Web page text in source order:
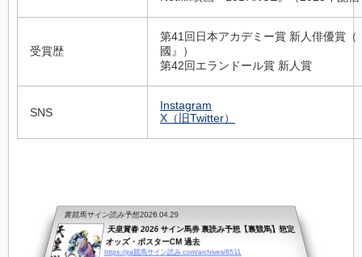
受賞歴
第41回日本アカデミー賞 新人俳優賞（
國』）
第42回エランドール賞 新人賞
SNS
Instagram
X（旧Twitter）
裏競馬サイン読み予想2026.04.29
天皇賞春 2026 サイン馬券 裏読み予想【裏競馬】想定
オッズ・ポスターCM 過去
https://jra競馬サイン読み.com/archives/6511